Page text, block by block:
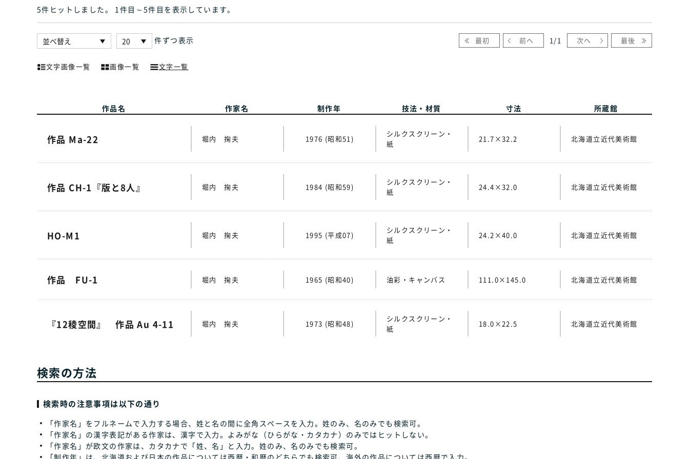
5件ヒット しました。 1件目～5件目 を表示しています。
件ずつ表示 最初 前へ 1/1 次へ 最後
文字画像一覧 画像一覧 文字一覧
作品名 作家名 制作年 技法・材質 寸法 所蔵館
作品 Ma-22 堀内 掬夫 1976 (昭和51)
シルクスクリーン・
紙
21.7×32.2 北海道立近代美術館
作品 CH-1『版と8人』 堀内 掬夫 1984 (昭和59)
シルクスクリーン・
紙
24.4×32.0 北海道立近代美術館
HO-M1 堀内 掬夫 1995 (平成07)
シルクスクリーン・
紙
24.2×40.0 北海道立近代美術館
作品 FU-1 堀内 掬夫 1965 (昭和40) 油彩・キャンバス 111.0×145.0 北海道立近代美術館
『12稜空間』 作品 Au 4-11 堀内 掬夫 1973 (昭和48)
シルクスクリーン・
紙
18.0×22.5 北海道立近代美術館
検索の方法
検索時の注意事項は以下の通り
「作家名」をフルネームで入力する場合、姓と名の間に全角スペースを入力。姓のみ、名のみでも検索可。
「作家名」の漢字表記がある作家は、漢字で入力。よみがな（ひらがな・カタカナ）のみではヒットしない。
「作家名」が欧文の作家は、カタカナで「姓、名」と入力。姓のみ、名のみでも検索可。
「制作年」は、北海道および日本の作品については西暦・和暦のどちらでも検索可、海外の作品については西暦で入力。